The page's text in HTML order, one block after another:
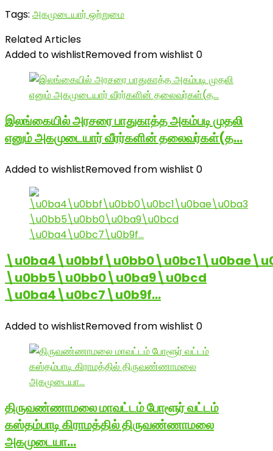
Tags: அகமுடையார் ஒற்றுமை
Related Articles
Added to wishlistRemoved from wishlist 0
இலங்கையில் அரசரை பாதுகாத்த அகம்படி முதலி
எனும் அகமுடையார் வீரர்களின் தலைவர்கள்(த…
Added to wishlistRemoved from wishlist 0
\u0bb5\u0bb0\u0ba9\u0bcd
\u0ba4\u0bc7\u0b9f…
Added to wishlistRemoved from wishlist 0
திருவண்ணாமலை மாவட்டம் போளூர் வட்டம்
கஸ்தம்பாடி கிராமத்தில் திருவண்ணாமலை
அகமுடையா…